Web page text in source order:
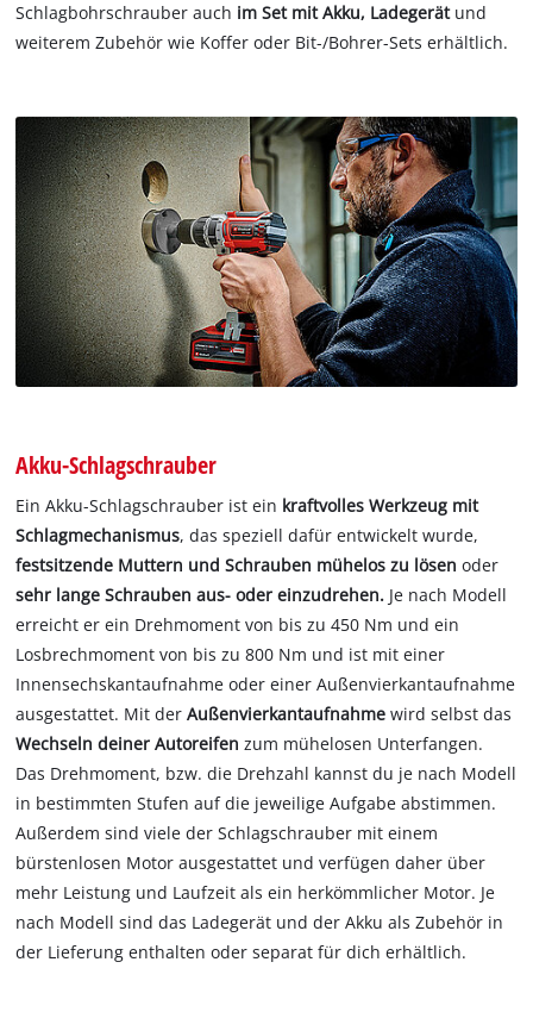
Schlagbohrschrauber auch im Set mit Akku, Ladegerätund
weiterem Zubehör wie Koffer oder Bit-/Bohrer-Sets erhältlich.
Akku-Schlagschrauber
Ein Akku-Schlagschrauber ist ein kraftvolles Werkzeug mit
Schlagmechanismus, das speziell dafür entwickelt wurde,
festsitzende Muttern und Schrauben mühelos zu lösenoder
sehr lange Schrauben aus- oder einzudrehen. Je nach Modell
erreicht er ein Drehmoment von bis zu 450 Nm und ein
Losbrechmoment von bis zu 800 Nm und ist mit einer
Innensechskantaufnahme oder einer Außenvierkantaufnahme
ausgestattet. Mit derAußenvierkantaufnahmewird selbst das
Wechseln deiner Autoreifen zum mühelosen Unterfangen.
Das Drehmoment, bzw. die Drehzahl kannst du je nach Modell
in bestimmten Stufen auf die jeweilige Aufgabe abstimmen.
Außerdem sind viele der Schlagschrauber mit einem
bürstenlosen Motor ausgestattet und verfügen daher über
mehr Leistung und Laufzeit als ein herkömmlicher Motor. Je
nach Modell sind das Ladegerät und der Akku als Zubehör in
der Lieferung enthalten oder separat für dich erhältlich.